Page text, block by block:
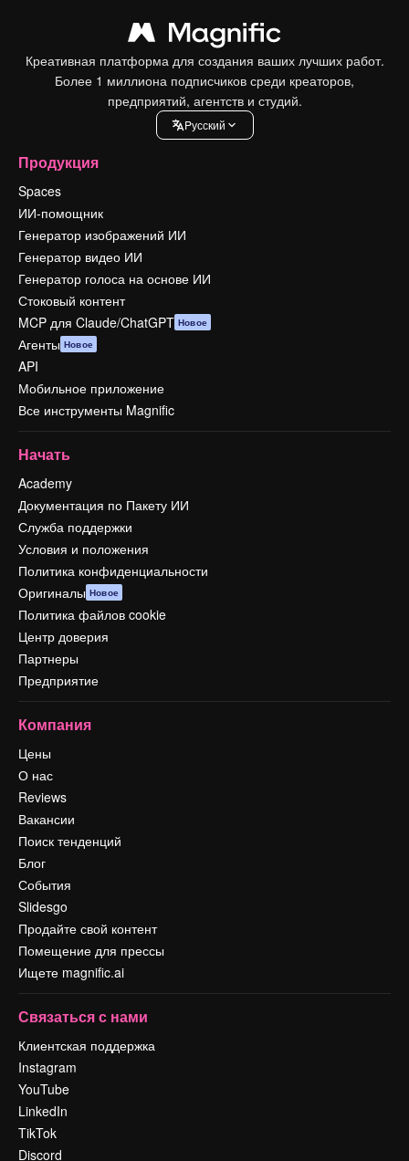
Креативная платформа для создания ваших лучших работ.
Более 1 миллиона подписчиков среди креаторов,
предприятий, агентств и студий.
Pусский
Продукция
Spaces
ИИ-помощник
Генератор изображений ИИ
Генератор видео ИИ
Генератор голоса на основе ИИ
Стоковый контент
MCP для Claude/ChatGPT Новое
Агенты Новое
API
Мобильное приложение
Все инструменты Magnific
Начать
Academy
Документация по Пакету ИИ
Служба поддержки
Условия и положения
Политика конфиденциальности
Оригиналы Новое
Политика файлов cookie
Центр доверия
Партнеры
Предприятие
Компания
Цены
О нас
Reviews
Вакансии
Поиск тенденций
Блог
События
Slidesgo
Продайте свой контент
Помещение для прессы
Ищете magnific.ai
Связаться с нами
Клиентская поддержка
Instagram
YouTube
LinkedIn
TikTok
Discord